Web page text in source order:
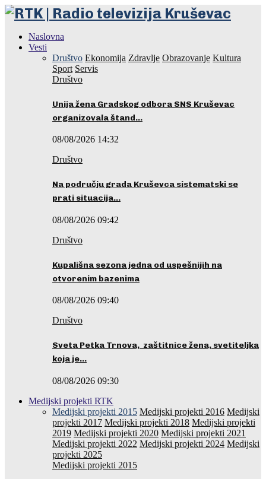
Naslovna
Vesti
Društvo Ekonomija Zdravlje Obrazovanje Kultura
Sport Servis
Društvo
Unija žena Gradskog odbora SNS Kruševac
organizovala štand…
08/08/2026 14:32
Društvo
Na području grada Kruševca sistematski se
prati situacija…
08/08/2026 09:42
Društvo
Kupališna sezona jedna od uspešnijih na
otvorenim bazenima
08/08/2026 09:40
Društvo
Sveta Petka Trnova, zaštitnice žena, svetiteljka
koja je…
08/08/2026 09:30
Medijski projekti RTK
Medijski projekti 2015 Medijski projekti 2016 Medijski
projekti 2017 Medijski projekti 2018 Medijski projekti
2019 Medijski projekti 2020 Medijski projekti 2021
Medijski projekti 2022 Medijski projekti 2024 Medijski
projekti 2025
Medijski projekti 2015